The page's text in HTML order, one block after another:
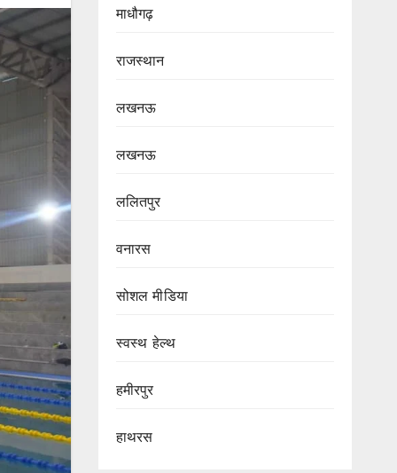
माधौगढ़
राजस्थान
लखनऊ
लखनऊ
ललितपुर
वनारस
सोशल मीडिया
स्वस्थ हेल्थ
हमीरपुर
हाथरस